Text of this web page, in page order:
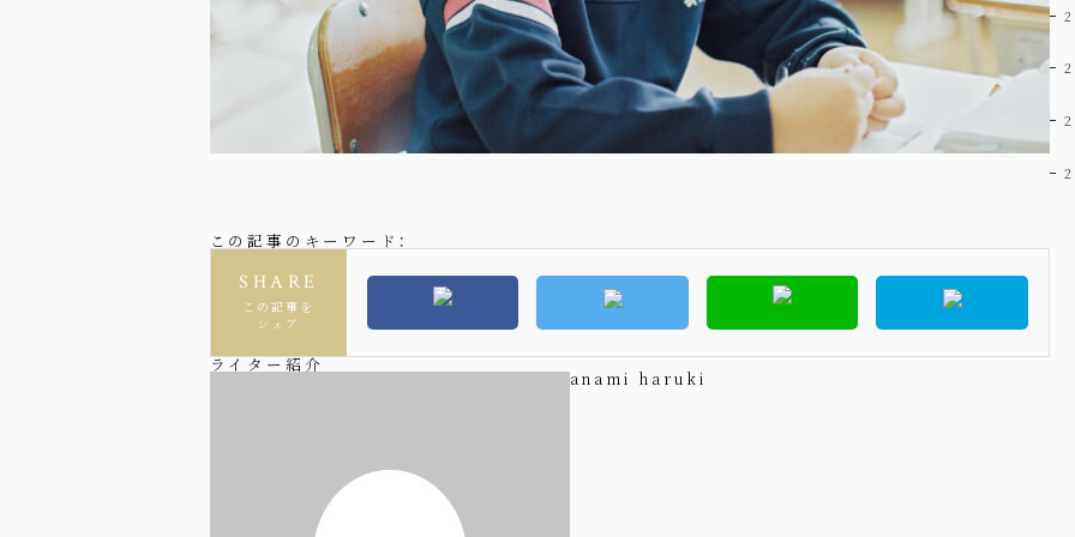
この記事のキーワード：
SHARE
この記事を
シェア
ライター紹介
anami haruki